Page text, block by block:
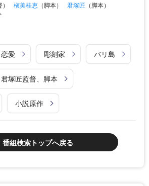
槇美桂恵 （脚本） 君塚匠 （脚本）
恋愛 彫刻家 バリ島
君塚匠監督、脚本
小説原作
番組検索トップへ戻る